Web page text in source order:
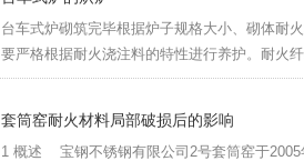
台车式炉砌筑完毕根据炉子规格大小、砌体耐
要严格根据耐火浇注料的特性进行养护。耐火
套筒窑耐火材料局部破损后的影响
1 概述 宝钢不锈钢有限公司2号套筒窑于2005